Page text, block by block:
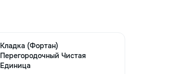
Кладка (Фортан)
Перегородочный Чистая
Единица